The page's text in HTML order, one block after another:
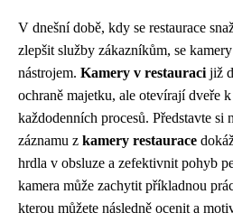
V dnešní době, kdy se restaurace
zlepšit služby zákazníkům, se
nástrojem. Kamery v restauraci již
ochraně majetku, ale otevírají dveře
každodenních procesů. Představte
záznamu z kamery restaurace
hrdla v obsluze a zefektivnit pohyb
kamera může zachytit příkladnou
kterou můžete následně ocenit a